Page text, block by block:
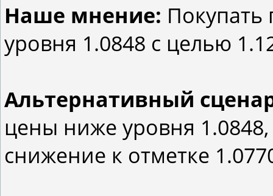
Наше мнение:
уровня 1.0848 с целью
Альтернативный
цены ниже уровня
снижение к отметке